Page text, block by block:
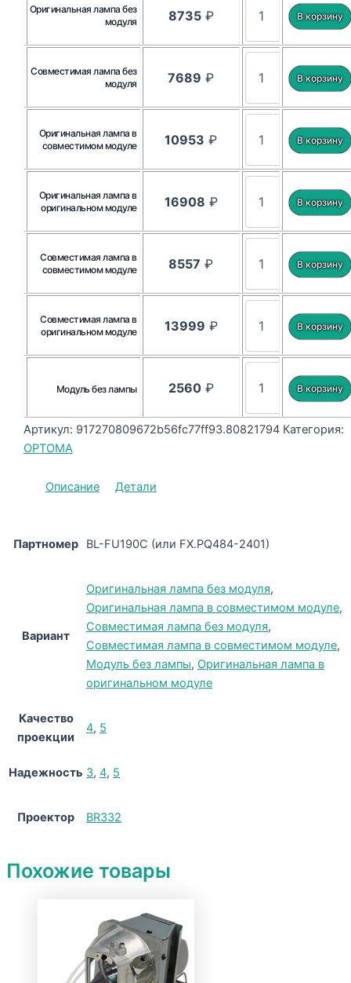
Оригинальная лампа без
модуля
8735₽
Совместимая лампа без
модуля
7689 ₽
Оригинальная лампа в
совместимом модуле
10953 ₽
Оригинальная лампа в
оригинальном модуле
16908 ₽
Совместимая лампа в
совместимом модуле
8557 ₽
Совместимая лампа в
оригинальном модуле
13999 ₽
Модуль без лампы 2560₽
Артикул: 917270809672b56fc77ff93.80821794 Категория:
OPTOMA
Описание Детали
Партномер BL-FU190C (или FX.PQ484-2401)
Вариант
Оригинальная лампа без модуля,
Оригинальная лампа в совместимом модуле,
Совместимая лампа без модуля,
Совместимая лампа в совместимом модуле,
Модуль без лампы, Оригинальная лампа в
оригинальном модуле
Качество
проекции
4, 5
Надежность 3, 4, 5
Проектор BR332
Похожие товары